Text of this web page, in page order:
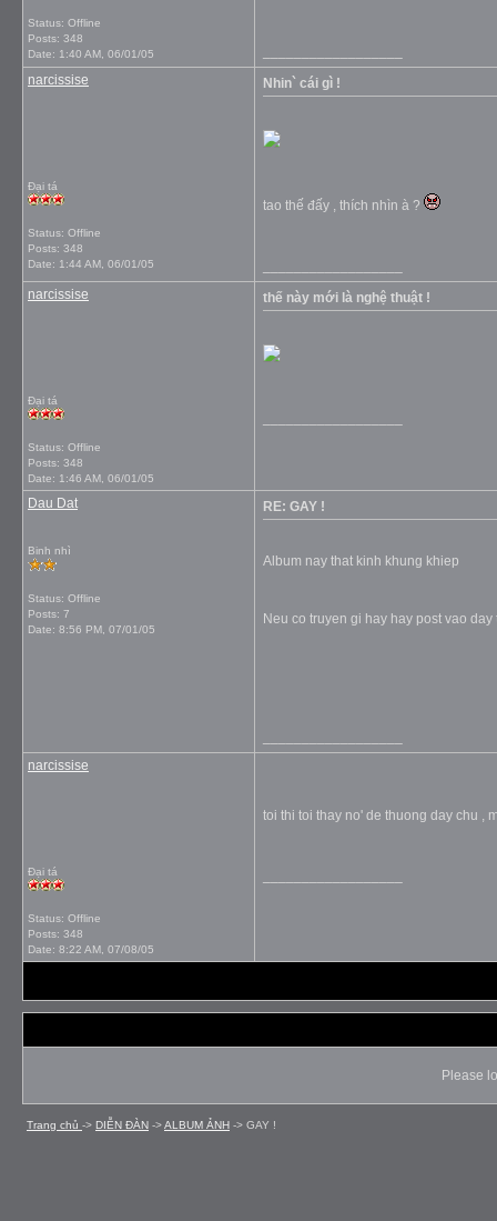
Status: Offline
Posts: 348
Date: 1:40 AM, 06/01/05
narcissise
Đại tá
Status: Offline
Posts: 348
Date: 1:44 AM, 06/01/05
Nhin` cái gì !
tao thế đấy , thích nhìn à ?
narcissise
Đại tá
Status: Offline
Posts: 348
Date: 1:46 AM, 06/01/05
thế này mới là nghệ thuật !
Dau Dat
Binh nhì
Status: Offline
Posts: 7
Date: 8:56 PM, 07/01/05
RE: GAY !
Album nay that kinh khung khiep
Neu co truyen gi hay hay post vao
narcissise
Đại tá
Status: Offline
Posts: 348
Date: 8:22 AM, 07/08/05
toi thi toi thay no' de thuong day chu ,
Please
Trang chủ -> DIỄN ÐÀN ->ALBUM ẢNH -> GAY !